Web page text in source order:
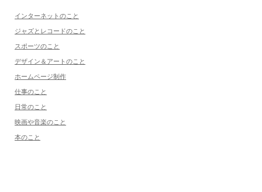
インターネットのこと
ジャズとレコードのこと
スポーツのこと
デザイン＆アートのこと
ホームページ制作
仕事のこと
日常のこと
映画や音楽のこと
本のこと